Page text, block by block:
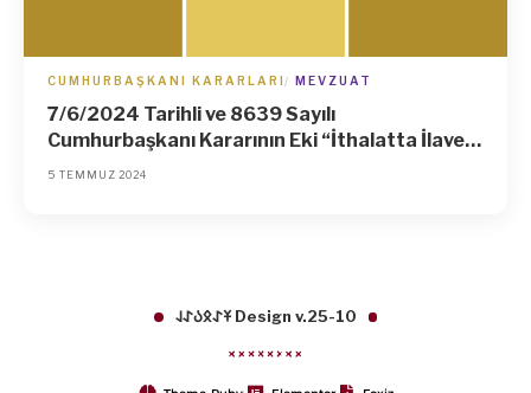
CUMHURBAŞKANI KARARLARI MEVZUAT
7/6/2024 Tarihli ve 8639 Sayılı
Cumhurbaşkanı Kararının Eki “İthalatta İlave
Gümrük Vergisi Uygulanmasına İlişkin Kararda
5 TEMMUZ 2024
𐱁𐰀𐰋𐰉𐰀𐰞 Design v.25-10